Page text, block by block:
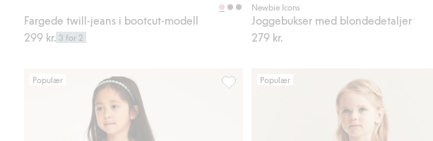
Fargede twill-jeans i bootcut-modell
299 kr. 3 for 2
Newbie Icons
Joggebukser med blondedetaljer
279 kr.
Populær
Ribbede leggings, Legg til i favoriter
Populær